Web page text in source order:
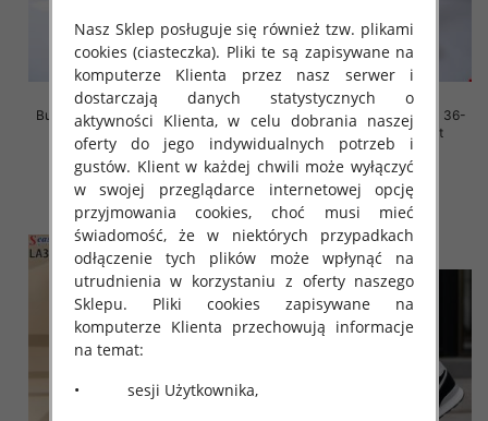
Buty sportowe damskie Roz 36-
41, 1 kolor Paczka 12 szt
45.00 zł
szczegóły
Buty sportowe damskie Roz 36-
41, 1 kolor Paczka 12 szt
45.00 zł
szczegóły
Nasz Sklep posługuje się również tzw. plikami
cookies (ciasteczka). Pliki te są zapisywane na
komputerze Klienta przez nasz serwer i
dostarczają danych statystycznych o
aktywności Klienta, w celu dobrania naszej
oferty do jego indywidualnych potrzeb i
gustów. Klient w każdej chwili może wyłączyć
w swojej przeglądarce internetowej opcję
przyjmowania cookies, choć musi mieć
świadomość, że w niektórych przypadkach
odłączenie tych plików może wpłynąć na
utrudnienia w korzystaniu z oferty naszego
Sklepu. Pliki cookies zapisywane na
komputerze Klienta przechowują informacje
na temat:
• sesji Użytkownika,